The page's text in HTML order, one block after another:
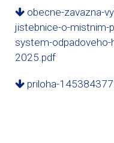
obecne-zavazna-
jistebnice-o-mistnim-
system-
2025.pdf
priloha-